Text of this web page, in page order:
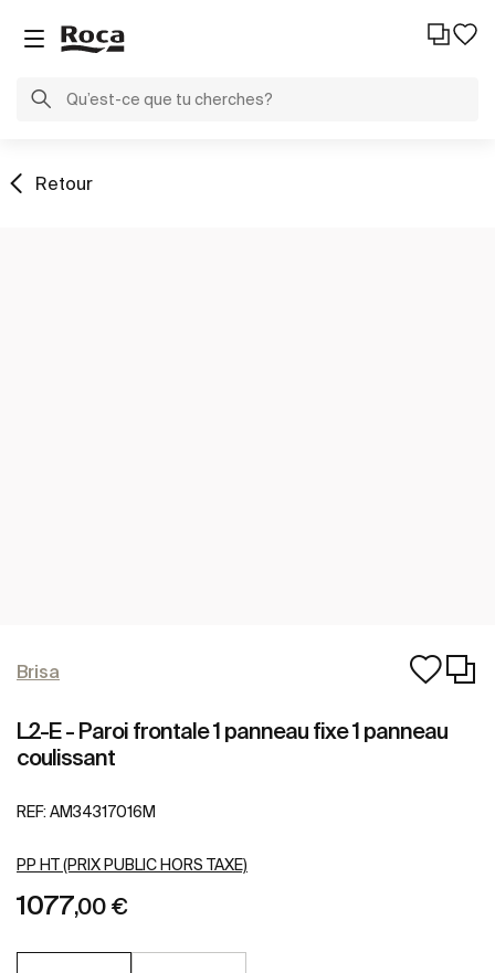
Retour
Brisa
L2-E - Paroi frontale 1 panneau fixe 1 panneau
coulissant
REF: AM34317016M
PP HT (PRIX PUBLIC HORS TAXE)
1077,00 €